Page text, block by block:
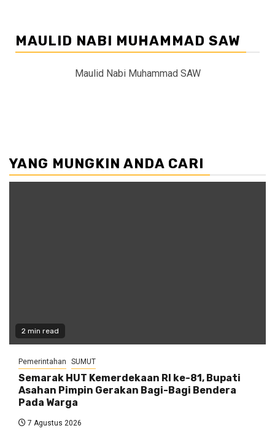
MAULID NABI MUHAMMAD SAW
Maulid Nabi Muhammad SAW
YANG MUNGKIN ANDA CARI
2 min read
Pemerintahan SUMUT
Semarak HUT Kemerdekaan RI ke-81, Bupati
Asahan Pimpin Gerakan Bagi-Bagi Bendera
Pada Warga
7 Agustus 2026